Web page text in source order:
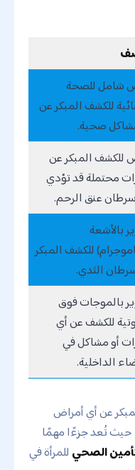
شامل للصحة
للكشف المبكر عن
صحية.
المبكر عن
محتملة قد تؤدي
عنق الرحم.
بالأشعة
للكشف المبكر
الثدي.
بالموجات فوق
للكشف عن أي
أو مشاكل في
الداخلية.
عن أي أمراض
عمر 40 فما فوق، حيث تُعد جزءًا مهمًا
الصحي للمرأة في